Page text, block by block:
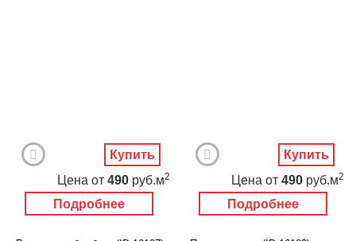
Подробнее
Цена от 490 руб.м2
Купить
Подробнее
Цена от 490 руб.м2
Купить